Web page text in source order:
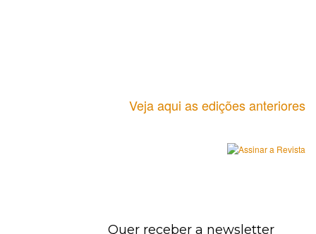
Veja aqui as edições anteriores